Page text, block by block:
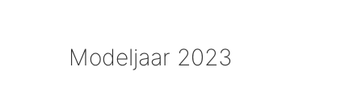
Modeljaar 2023